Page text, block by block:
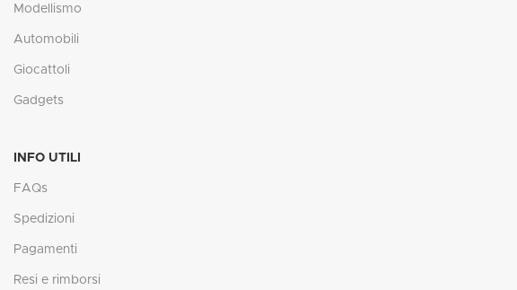
Modellismo
Automobili
Giocattoli
Gadgets
INFO UTILI
FAQs
Spedizioni
Pagamenti
Resi e rimborsi